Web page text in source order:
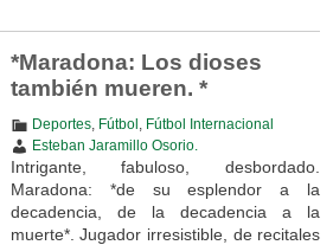
*Maradona: Los dioses
también mueren. *
Deportes, Fútbol
Fútbol Internacional
Esteban Jaramillo Osorio.
Intrigante, fabuloso, desbordado.
Maradona: *de su esplendor a la
decadencia, de la decadencia a la
muerte*. Jugador irresistible, de recitales